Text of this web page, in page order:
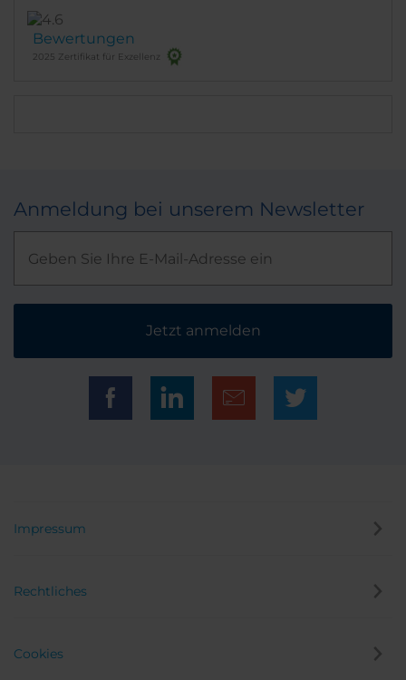
Bewertungen
2025 Zertifikat für Exzellenz
Anmeldung bei unserem Newsletter
Jetzt anmelden
Impressum
Rechtliches
Cookies